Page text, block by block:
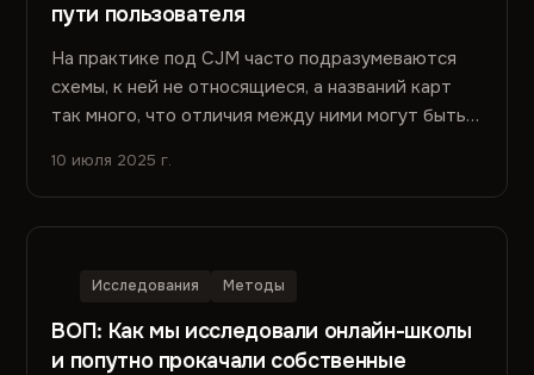
пути пользователя
На практике под CJM часто подразумеваются
схемы, к ней не относящиеся, а названий карт
так много, что отличия между ними могут быть
10 июля 2025 г.
Исследования Методы
ВОП: Как мы исследовали онлайн-школы
и попутно прокачали собственные